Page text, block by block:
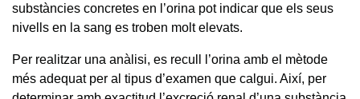
substàncies concretes en l’orina pot indicar que els seus
nivells en la sang es troben molt elevats.
Per realitzar una anàlisi, es recull l’orina amb el mètode
més adequat per al tipus d’examen que calgui. Així, per